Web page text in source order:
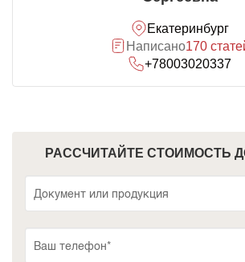
Екатеринбург
Написано170
+78003020337
РАССЧИТАЙТЕ СТОИМОСТЬ